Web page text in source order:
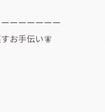
ーーーーーー
お手伝い🧚